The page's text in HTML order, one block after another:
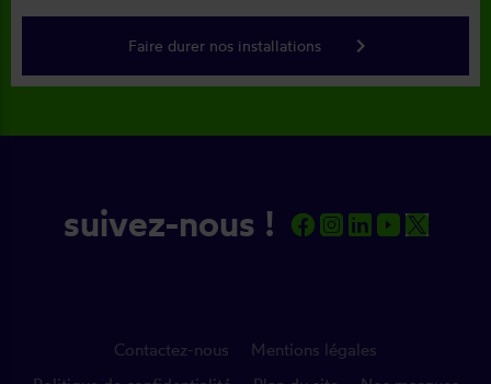
Faire durer nos installations keyboard_arrow_right
suivez-nous !
Contactez-nous
Mentions légales